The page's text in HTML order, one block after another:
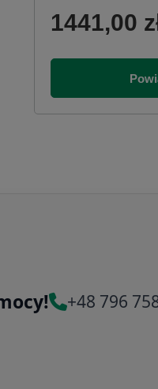
1441,00
+48 796